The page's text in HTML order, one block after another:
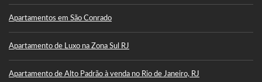
Apartamentos em São Conrado
Apartamento de Luxo na Zona Sul RJ
Apartamento de Alto Padrão à venda no Rio de Janeiro, RJ